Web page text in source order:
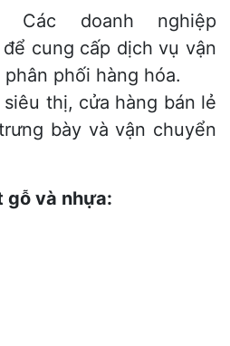
Các doanh nghiệp
cung cấp dịch vụ vận
phối hàng hóa.
siêu thị, cửa hàng bán lẻ
bày và vận chuyển
gỗ và nhựa: